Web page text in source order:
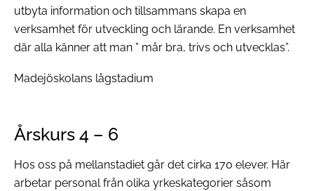
utbyta information och tillsammans skapa en
verksamhet för utveckling och lärande. En verksamhet
där alla känner att man ” mår bra, trivs och utvecklas”.
Madejöskolans lågstadium
Årskurs 4 – 6
Hos oss på mellanstadiet går det cirka 170 elever. Här
arbetar personal från olika yrkeskategorier såsom